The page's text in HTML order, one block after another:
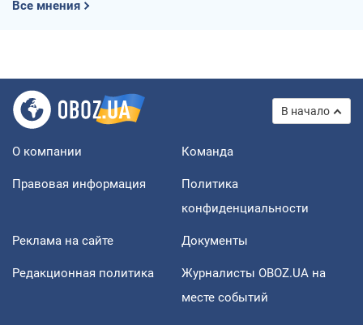
Все мнения
В начало
О компании Команда
Правовая информация
Политика
конфиденциальности
Реклама на сайте Документы
Редакционная политика
Журналисты OBOZ.UA на
месте событий